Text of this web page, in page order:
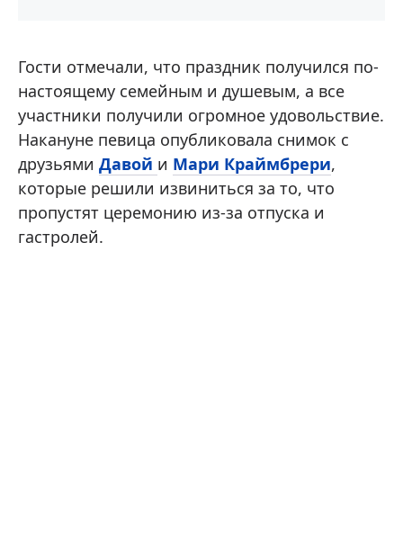
Гости отмечали, что праздник получился по-
настоящему семейным и душевым, а все
участники получили огромное удовольствие.
Накануне певица опубликовала снимок с
друзьями Давой и Мари Краймбрери,
которые решили извиниться за то, что
пропустят церемонию из-за отпуска и
гастролей.